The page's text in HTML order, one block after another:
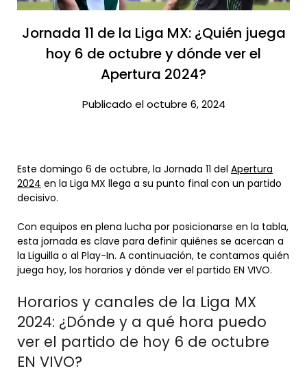
Jornada 11 de la Liga MX: ¿Quién juega
hoy 6 de octubre y dónde ver el
Apertura 2024?​
Publicado el octubre 6, 2024
Este domingo 6 de octubre, la Jornada 11 del Apertura
2024 en la Liga MX llega a su punto final con un partido
decisivo.
Con equipos en plena lucha por posicionarse en la tabla,
esta jornada es clave para definir quiénes se acercan a
la Liguilla o al Play-In. A continuación, te contamos quién
juega hoy, los horarios y dónde ver el partido EN VIVO.
Horarios y canales de la Liga MX
2024: ¿Dónde y a qué hora puedo
ver el partido de hoy 6 de octubre
EN VIVO?